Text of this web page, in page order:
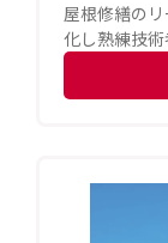
屋根修繕の
化し熟練技